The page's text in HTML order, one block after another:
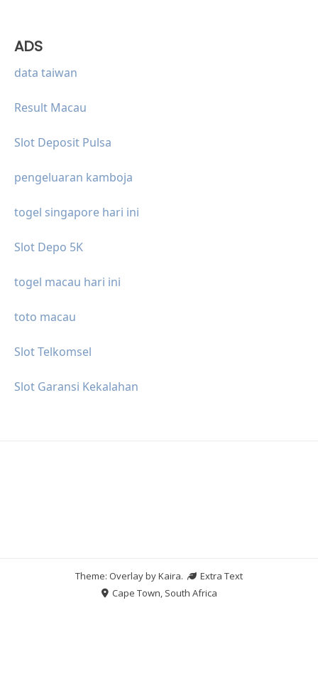
ADS
data taiwan
Result Macau
Slot Deposit Pulsa
pengeluaran kamboja
togel singapore hari ini
Slot Depo 5K
togel macau hari ini
toto macau
Slot Telkomsel
Slot Garansi Kekalahan
Theme: Overlay byKaira.
Extra Text
Cape Town, South Africa